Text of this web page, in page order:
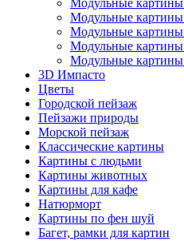
Модульные
Модульные
Модульные
Модульные
Модульные
3D Импасто
Цветы
Городской пейзаж
Пейзажи природы
Морской пейзаж
Классические картины
Картины с людьми
Картины животных
Картины для кафе
Натюрморт
Картины по фен шуй
Багет, рамки для картин